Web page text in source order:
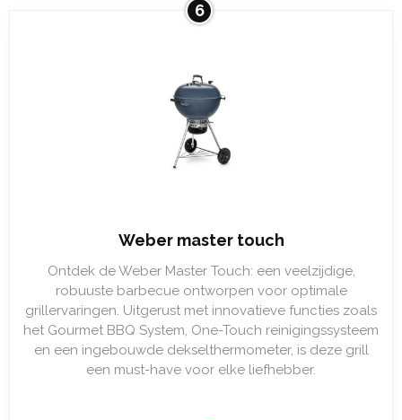
6
Weber master touch
Ontdek de Weber Master Touch: een veelzijdige,
robuuste barbecue ontworpen voor optimale
grillervaringen. Uitgerust met innovatieve functies zoals
het Gourmet BBQ System, One-Touch reinigingssysteem
en een ingebouwde dekselthermometer, is deze grill
een must-have voor elke liefhebber.